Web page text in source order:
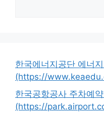
한국에너지공단 에너
(https://
한국공항공사 주차예
(https://